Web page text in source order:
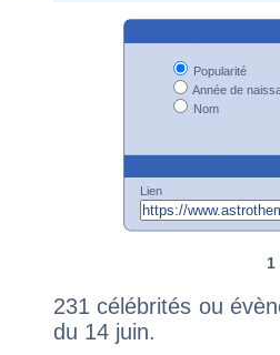
Popularité
Année de
Nom
Lien
1
231 célébrités ou
du 14 juin.